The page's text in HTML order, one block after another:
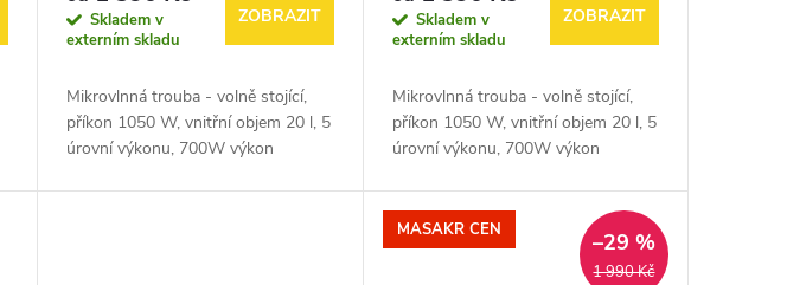
Skladem v
externím skladu
ZOBRAZIT
Mikrovlnná trouba - volně stojící,
příkon 1050 W, vnitřní objem 20 l, 5
úrovní výkonu, 700W výkon
Skladem v
externím skladu
ZOBRAZIT
Mikrovlnná trouba - volně stojící,
příkon 1050 W, vnitřní objem 20 l, 5
úrovní výkonu, 700W výkon
časovač, otevírání...
MASAKR CEN
1 990 Kč
–29 %